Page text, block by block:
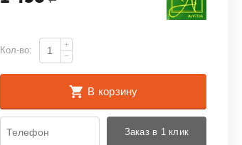
Кол-во:
+
−
В корзину
Заказ в 1 клик